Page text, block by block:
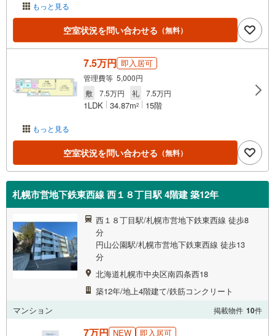
もっと見る
空室状況を問い合わせる （無料）
もっと見る
7.5万円 即入居可
管理費等 5,000円
敷
7.5万円 礼 7.5万円
1LDK 34.87m2 15階
空室状況を問い合わせる （無料）
札幌市営地下鉄東西線 西１８丁目駅 4階建 築12年
西１８丁目駅/札幌市営地下鉄東西線 徒歩8
分
円山公園駅/札幌市営地下鉄東西線 徒歩13
分
北海道札幌市中央区南四条西18
築12年/地上4階建て/鉄筋コンクリート
マンション
掲載物件 10件
7万円 NEW 即入居可